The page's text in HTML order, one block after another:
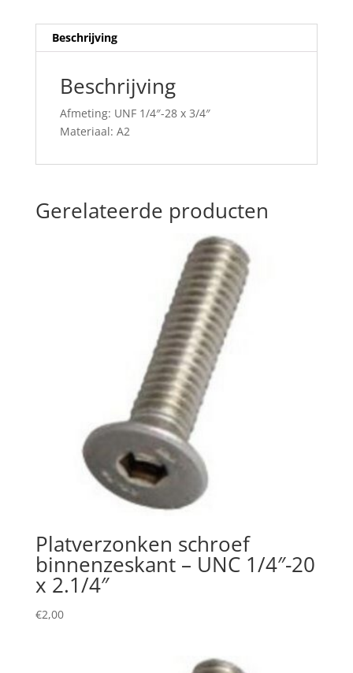
Beschrijving
Beschrijving
Afmeting: UNF 1/4″-28 x 3/4″
Materiaal: A2
Gerelateerde producten
Platverzonken schroef
binnenzeskant – UNC 1/4″-20
x 2.1/4″
€2,00